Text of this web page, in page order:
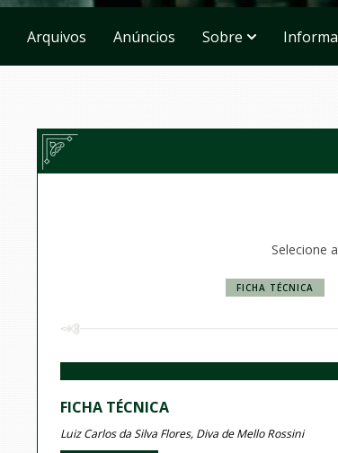
Arquivos Anúncios Sobre
Selecione
FICHA TÉCNICA
FICHA TÉCNICA
Luiz Carlos da Silva Flores, Diva de Mello Rossini